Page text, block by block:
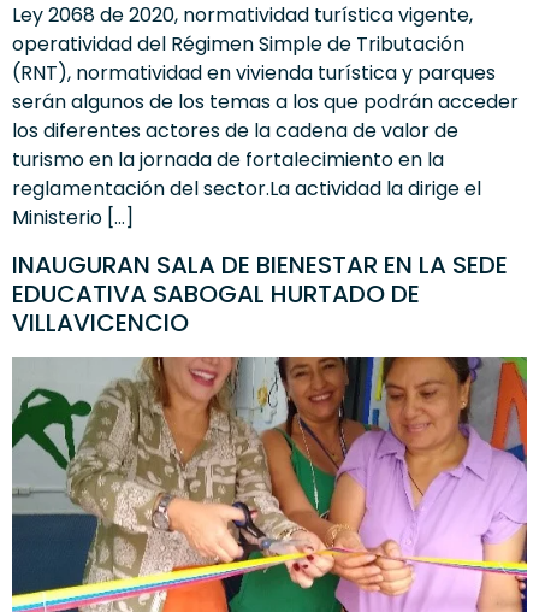
Ley 2068 de 2020, normatividad turística vigente,
operatividad del Régimen Simple de Tributación
(RNT), normatividad en vivienda turística y parques
serán algunos de los temas a los que podrán acceder
los diferentes actores de la cadena de valor de
turismo en la jornada de fortalecimiento en la
reglamentación del sector.La actividad la dirige el
Ministerio […]
INAUGURAN SALA DE BIENESTAR EN LA SEDE
EDUCATIVA SABOGAL HURTADO DE
VILLAVICENCIO